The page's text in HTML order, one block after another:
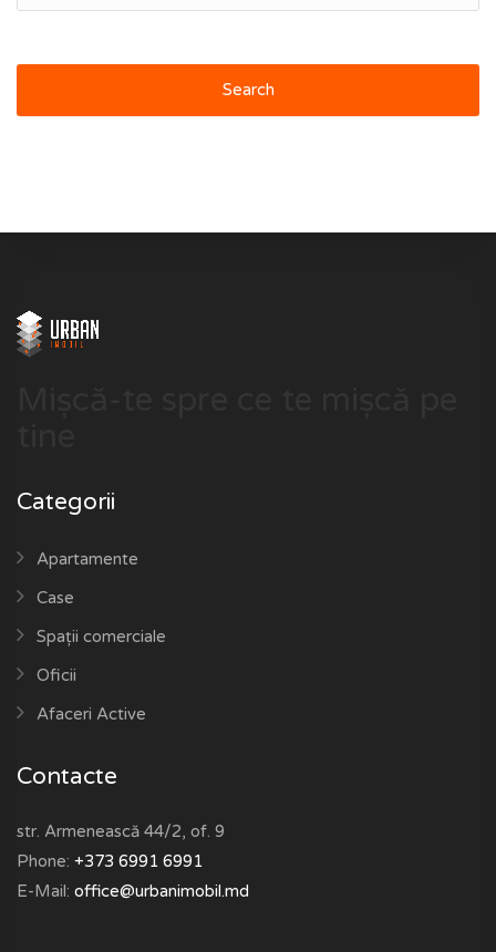
Search
Categorii
Apartamente
Case
Spații comerciale
Oficii
Afaceri Active
Contacte
str. Armenească 44/2, of. 9
Phone: +373 6991 6991
E-Mail: office@urbanimobil.md